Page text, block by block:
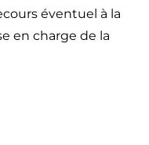
éventuel à la
en charge de la